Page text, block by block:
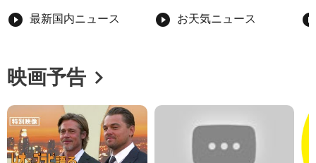
play_circle_filled 最新国内ニュース play_circle_filled お天気ニュース
映画予告 chevron_right